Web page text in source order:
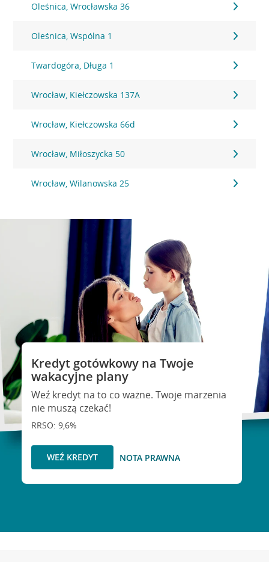
Oleśnica, Wrocławska 36
Oleśnica, Wspólna 1
Twardogóra, Długa 1
Wrocław, Kiełczowska 137A
Wrocław, Kiełczowska 66d
Wrocław, Miłoszycka 50
Wrocław, Wilanowska 25
Kredyt gotówkowy na Twoje
wakacyjne plany
Weź kredyt na to co ważne. Twoje marzenia
nie muszą czekać!
RRSO: 9,6%
WEŹ KREDYT NOTA PRAWNA